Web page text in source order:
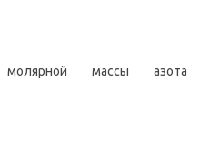
массы азота